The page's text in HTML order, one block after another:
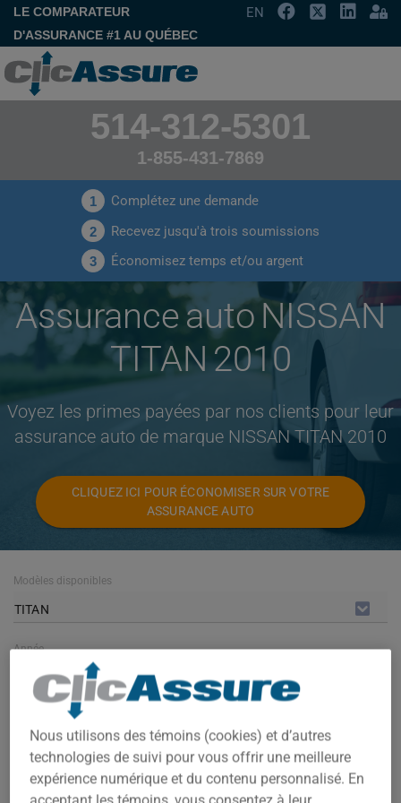
LE COMPARATEUR
D'ASSURANCE #1 AU QUÉBEC
EN
514-312-5301
1-855-431-7869
1 Complétez une demande
2 Recevez jusqu'à trois soumissions
3 Économisez temps et/ou argent
Assurance auto NISSAN
TITAN 2010
Voyez les primes payées par nos clients pour leur
assurance auto de marque NISSAN TITAN 2010
CLIQUEZ ICI POUR ÉCONOMISER SUR VOTRE
ASSURANCE AUTO
Modèles disponibles
TITAN
Année
2010
TOUTES LES VILLES
Nous utilisons des témoins (cookies) et d’autres
technologies de suivi pour vous offrir une meilleure
expérience numérique et du contenu personnalisé. En